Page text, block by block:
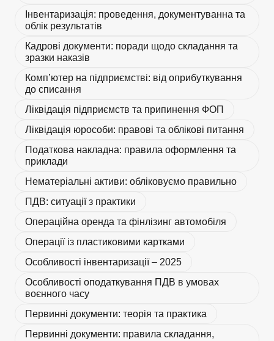
Інвентаризація: проведення, документуванна та
облік результатів
Кадрові документи: поради щодо складання та
зразки наказів
Комп’ютер на підприємстві: від оприбуткування
до списання
Ліквідація підприємств та припинення ФОП
Ліквідація юрособи: правові та облікові питання
Податкова накладна: правила оформлення та
приклади
Нематеріальні активи: обліковуємо правильно
ПДВ: ситуації з практики
Операційна оренда та фінлізинг автомобіля
Операції із пластиковими картками
Особливості інвентаризації – 2025
Особливості оподаткування ПДВ в умовах
воєнного часу
Первинні документи: теорія та практика
Первинні документи: правила складання,